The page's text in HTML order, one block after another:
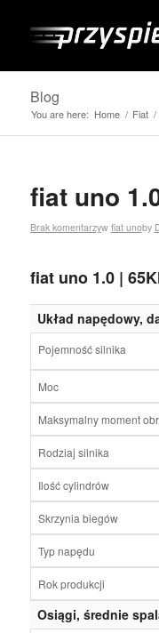
Blog
You are here: Home / Fiat /
fiat uno
Brak komentarzyw fiat unoby
fiat uno 1.0 |
Układ napędowy,
Pojemność silnika
Moc
Maksymalny moment obr.
Rodziaj silnika
Ilość cylindrów
Skrzynia biegów
Typ napędu
Rok produkcji
Osiągi, średnie